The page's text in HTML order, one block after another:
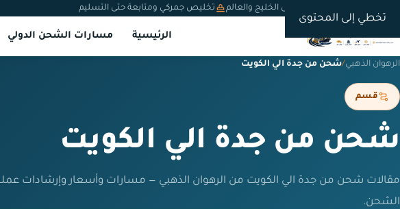
تخطي إلى المحتوى
شحن دولي من السعودية إلى الخليج والعالم تخليص جمركي ومتابعة حتى التسليم
الرئيسية مسارات الشحن الدولي
الرهوان الذهبي/شحن من جدة الي الكويت
قسم
شحن من جدة الي الكويت
مقالات شحن من جدة الي الكويت من الرهوان الذهبي — مسارات وأسعار وإرشادات
الشحن.